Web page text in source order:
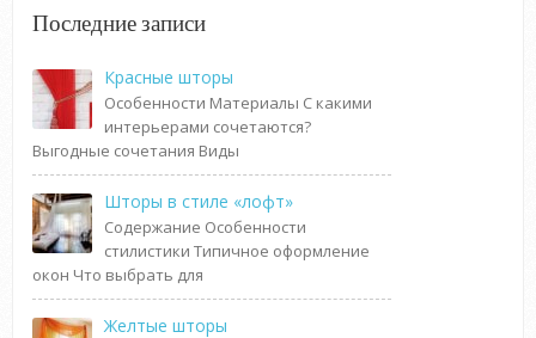
Последние записи
Красные шторы
Особенности Материалы С какими
интерьерами сочетаются?
Выгодные сочетания Виды
Шторы в стиле «лофт»
Содержание Особенности
стилистики Типичное оформление
окон Что выбрать для
Желтые шторы